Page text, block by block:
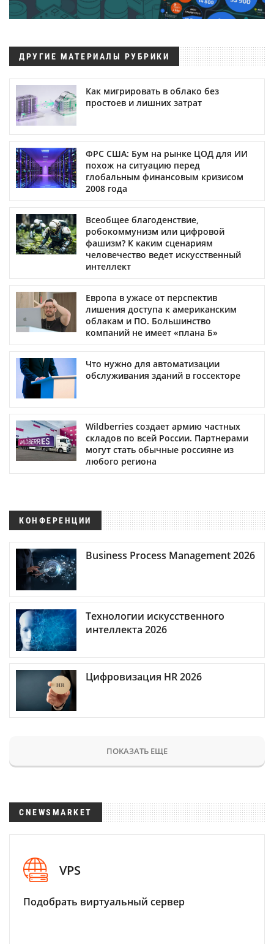
ДРУГИЕ МАТЕРИАЛЫ РУБРИКИ
Как мигрировать в облако без
простоев и лишних затрат
ФРС США: Бум на рынке ЦОД для ИИ
похож на ситуацию перед
глобальным финансовым кризисом
2008 года
Всеобщее благоденствие,
робокоммунизм или цифровой
фашизм? К каким сценариям
человечество ведет искусственный
интеллект
Европа в ужасе от перспектив
лишения доступа к американским
облакам и ПО. Большинство
компаний не имеет «плана Б»
Что нужно для автоматизации
обслуживания зданий в госсекторе
Wildberries создает армию частных
складов по всей России. Партнерами
могут стать обычные россияне из
любого региона
КОНФЕРЕНЦИИ
Business Process Management 2026
Технологии искусственного
интеллекта 2026
Цифровизация HR 2026
ПОКАЗАТЬ ЕЩЕ
CNEWSMARKET
VPS
Подобрать виртуальный сервер